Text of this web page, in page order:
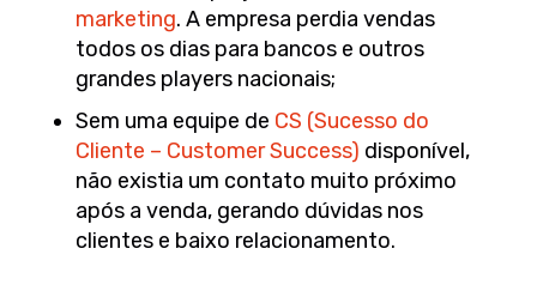
marketing. A empresa perdia vendas
todos os dias para bancos e outros
grandes players nacionais;
Sem uma equipe de CS (Sucesso do
Cliente – Customer Success) disponível,
não existia um contato muito próximo
após a venda, gerando dúvidas nos
clientes e baixo relacionamento.